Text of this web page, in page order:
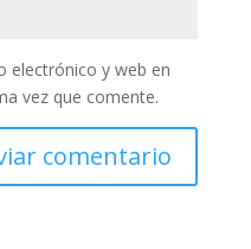
electrónico y web en
vez que comente.